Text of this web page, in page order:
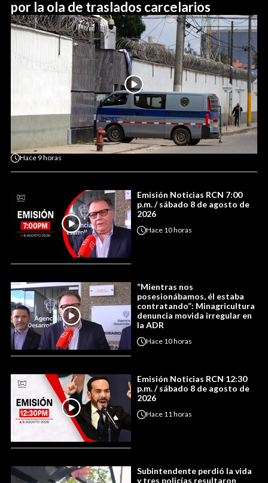
por la ola de traslados carcelarios
Hace 9 horas
Emisión Noticias RCN 7:00
p.m. / sábado 8 de agosto de
2026
Hace 10 horas
“Mientras nos
posesionábamos, él estaba
contratando”: Minagricultura
denuncia movida irregular en
la ADR
Hace 10 horas
Emisión Noticias RCN 12:30
p.m. / sábado 8 de agosto de
2026
Hace 11 horas
Subintendente perdió la vida
y tres policías resultaron